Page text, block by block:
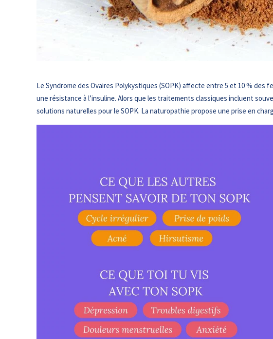
Le Syndrome des Ovaires Polykystiques (SOPK) affecte entre 5 et 10 %
une résistance à l’insuline. Alors que les traitements classiques incluent
solutions naturelles pour le SOPK. La naturopathie propose une prise en